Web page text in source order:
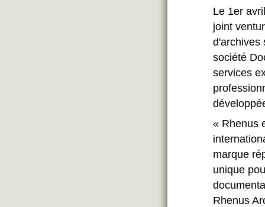
Le 1er
joint
d'archives
société
services
« Rhenus
marque
unique
Rhenus